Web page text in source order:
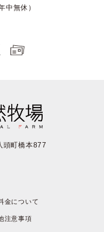
無休）
頭町橋本877
金について
注意事項